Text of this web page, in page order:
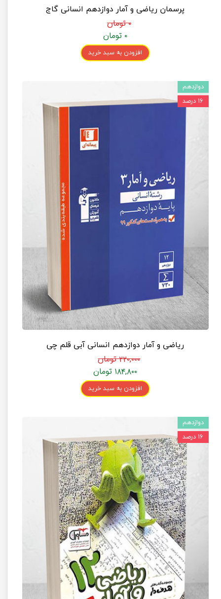
پرسمان ریاضی و آمار دوازدهم انسانی گاج
۰ تومان
۰ تومان
افزودن به سبد خرید
ریاضی و آمار دوازدهم انسانی آبی قلم چی
۲۲۰,۰۰۰ تومان
۱۸۴,۸۰۰ تومان
افزودن به سبد خرید
دوازدهم
۱۶ درصد
دوازدهم
۱۶ درصد